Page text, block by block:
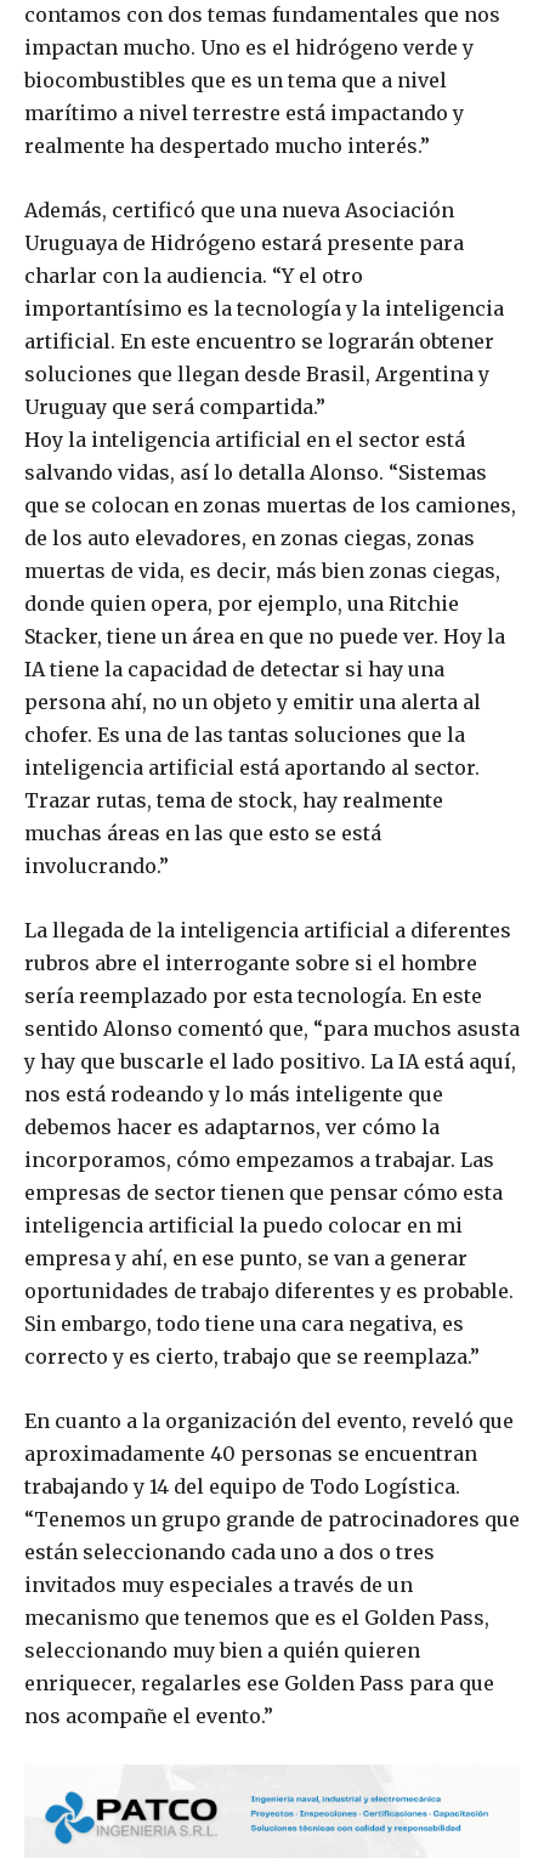
contamos con dos temas fundamentales que nos
impactan mucho. Uno es el hidrógeno verde y
biocombustibles que es un tema que a nivel
marítimo a nivel terrestre está impactando y
realmente ha despertado mucho interés.”
Además, certificó que una nueva Asociación
Uruguaya de Hidrógeno estará presente para
charlar con la audiencia. “Y el otro
importantísimo es la tecnología y la inteligencia
artificial. En este encuentro se lograrán obtener
soluciones que llegan desde Brasil, Argentina y
Uruguay que será compartida.”
Hoy la inteligencia artificial en el sector está
salvando vidas, así lo detalla Alonso. “Sistemas
que se colocan en zonas muertas de los camiones,
de los auto elevadores, en zonas ciegas, zonas
muertas de vida, es decir, más bien zonas ciegas,
donde quien opera, por ejemplo, una Ritchie
Stacker, tiene un área en que no puede ver. Hoy la
IA tiene la capacidad de detectar si hay una
persona ahí, no un objeto y emitir una alerta al
chofer. Es una de las tantas soluciones que la
inteligencia artificial está aportando al sector.
Trazar rutas, tema de stock, hay realmente
muchas áreas en las que esto se está
involucrando.”
La llegada de la inteligencia artificial a diferentes
rubros abre el interrogante sobre si el hombre
sería reemplazado por esta tecnología. En este
sentido Alonso comentó que, “para muchos asusta
y hay que buscarle el lado positivo. La IA está aquí,
nos está rodeando y lo más inteligente que
debemos hacer es adaptarnos, ver cómo la
incorporamos, cómo empezamos a trabajar. Las
empresas de sector tienen que pensar cómo esta
inteligencia artificial la puedo colocar en mi
empresa y ahí, en ese punto, se van a generar
oportunidades de trabajo diferentes y es probable.
Sin embargo, todo tiene una cara negativa, es
correcto y es cierto, trabajo que se reemplaza.”
En cuanto a la organización del evento, reveló que
aproximadamente 40 personas se encuentran
trabajando y 14 del equipo de Todo Logística.
“Tenemos un grupo grande de patrocinadores que
están seleccionando cada uno a dos o tres
invitados muy especiales a través de un
mecanismo que tenemos que es el Golden Pass,
seleccionando muy bien a quién quieren
enriquecer, regalarles ese Golden Pass para que
nos acompañe el evento.”